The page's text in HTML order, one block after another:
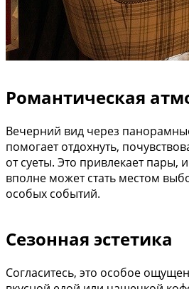
Романтическая
Вечерний вид через
помогает отдохнуть,
от суеты. Это привлекает пары,
вполне может стать местом
особых событий.
Сезонная эстетика
Согласитесь, это особое